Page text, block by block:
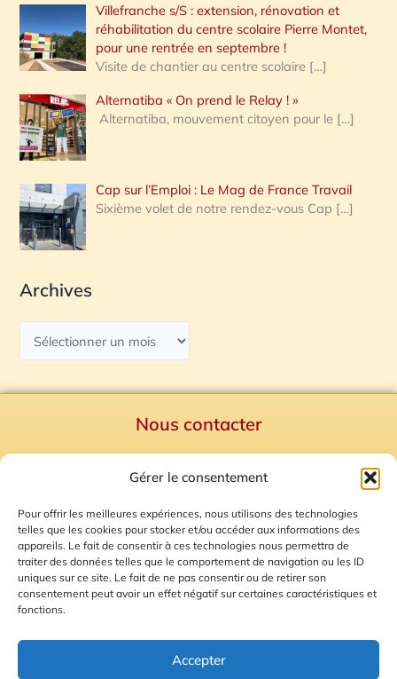
Gérer le consentement
Pour offrir les meilleures expériences, nous utilisons des technologies
telles que les cookies pour stocker et/ou accéder aux informations des
appareils. Le fait de consentir à ces technologies nous permettra de
traiter des données telles que le comportement de navigation ou les ID
uniques sur ce site. Le fait de ne pas consentir ou de retirer son
consentement peut avoir un effet négatif sur certaines caractéristiques et
fonctions.
Accepter
Villefranche s/S : extension, rénovation et
réhabilitation du centre scolaire Pierre Montet,
pour une rentrée en septembre !
Visite de chantier au centre scolaire […]
Alternatiba « On prend le Relay ! »
Alternatiba, mouvement citoyen pour le […]
Cap sur l’Emploi : Le Mag de France Travail
Sixième volet de notre rendez-vous Cap […]
Archives
Nous contacter
Mentions Légales
Plan du site
Gestion des Cookies